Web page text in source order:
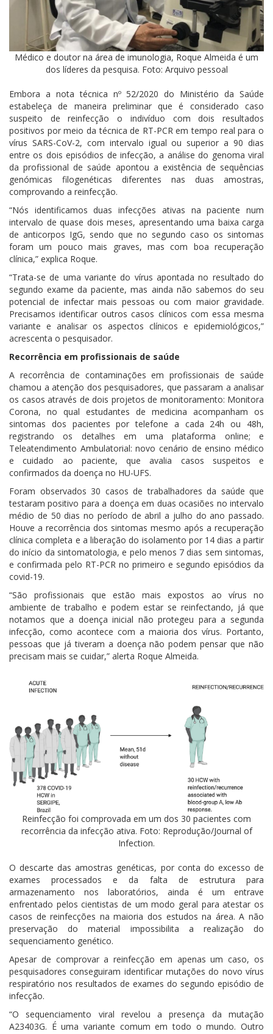
Médico e doutor na área de imunologia, Roque Almeida é um
dos líderes da pesquisa. Foto: Arquivo pessoal
Embora a nota técnica nº 52/2020 do Ministério da Saúde
estabeleça de maneira preliminar que é considerado caso
suspeito de reinfecção o indivíduo com dois resultados
positivos por meio da técnica de RT-PCR em tempo real para o
vírus SARS-CoV-2, com intervalo igual ou superior a 90 dias
entre os dois episódios de infecção, a análise do genoma viral
da profissional de saúde apontou a existência de sequências
genómicas filogenéticas diferentes nas duas amostras,
comprovando a reinfecção.
“Nós identificamos duas infecções ativas na paciente num
intervalo de quase dois meses, apresentando uma baixa carga
de anticorpos IgG, sendo que no segundo caso os sintomas
foram um pouco mais graves, mas com boa recuperação
clínica,” explica Roque.
“Trata-se de uma variante do vírus apontada no resultado do
segundo exame da paciente, mas ainda não sabemos do seu
potencial de infectar mais pessoas ou com maior gravidade.
Precisamos identificar outros casos clínicos com essa mesma
variante e analisar os aspectos clínicos e epidemiológicos,”
acrescenta o pesquisador.
Recorrência em profissionais de saúde
A recorrência de contaminações em profissionais de saúde
chamou a atenção dos pesquisadores, que passaram a analisar
os casos através de dois projetos de monitoramento: Monitora
Corona, no qual estudantes de medicina acompanham os
sintomas dos pacientes por telefone a cada 24h ou 48h,
registrando os detalhes em uma plataforma online; e
Teleatendimento Ambulatorial: novo cenário de ensino médico
e cuidado ao paciente, que avalia casos suspeitos e
confirmados da doença no HU-UFS.
Foram observados 30 casos de trabalhadores da saúde que
testaram positivo para a doença em duas ocasiões no intervalo
médio de 50 dias no período de abril a julho do ano passado.
Houve a recorrência dos sintomas mesmo após a recuperação
clínica completa e a liberação do isolamento por 14 dias a partir
do início da sintomatologia, e pelo menos 7 dias sem sintomas,
e confirmada pelo RT-PCR no primeiro e segundo episódios da
covid-19.
“São profissionais que estão mais expostos ao vírus no
ambiente de trabalho e podem estar se reinfectando, já que
notamos que a doença inicial não protegeu para a segunda
infecção, como acontece com a maioria dos vírus. Portanto,
pessoas que já tiveram a doença não podem pensar que não
precisam mais se cuidar,” alerta Roque Almeida.
Reinfecção foi comprovada em um dos 30 pacientes com
recorrência da infecção ativa. Foto: Reprodução/Journal of
Infection.
O descarte das amostras genéticas, por conta do excesso de
exames processados e da falta de estrutura para
armazenamento nos laboratórios, ainda é um entrave
enfrentado pelos cientistas de um modo geral para atestar os
casos de reinfecções na maioria dos estudos na área. A não
preservação do material impossibilita a realização do
sequenciamento genético.
Apesar de comprovar a reinfecção em apenas um caso, os
pesquisadores conseguiram identificar mutações do novo vírus
respiratório nos resultados de exames do segundo episódio de
infecção.
“O sequenciamento viral revelou a presença da mutação
A23403G. É uma variante comum em todo o mundo. Outro